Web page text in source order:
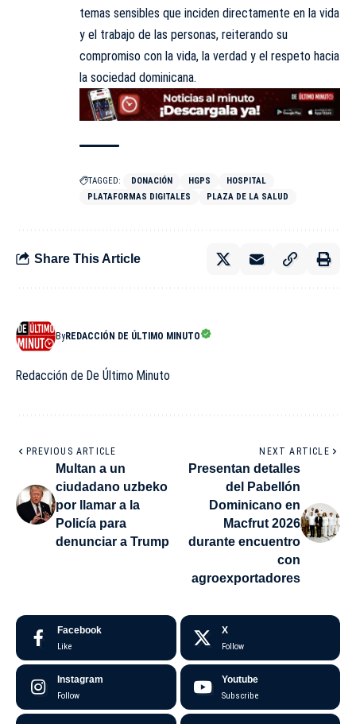
temas sensibles que inciden directamente en la vida
y el trabajo de las personas, reiterando su
compromiso con la vida, la verdad y el respeto hacia
la sociedad dominicana.
TAGGED: DONACIÓN HGPS
HOSPITAL
PLATAFORMAS DIGITALES
PLAZA DE LA SALUD
Share This Article
ByREDACCIÓN DE ÚLTIMO MINUTO
Redacción de De Último Minuto
PREVIOUS ARTICLE
Multan a un
ciudadano uzbeko
por llamar a la
Policía para
denunciar a Trump
NEXT ARTICLE
Presentan detalles
del Pabellón
Dominicano en
Macfrut 2026
durante encuentro
con
agroexportadores
Facebook
Like
X
Follow
Instagram
Follow
Youtube
Subscribe